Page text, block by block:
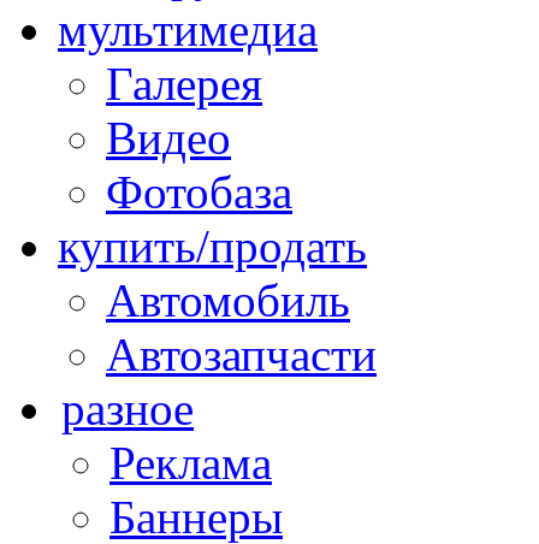
мультимедиа
Галерея
Видео
Фотобаза
купить/продать
Автомобиль
Автозапчасти
разное
Реклама
Баннеры